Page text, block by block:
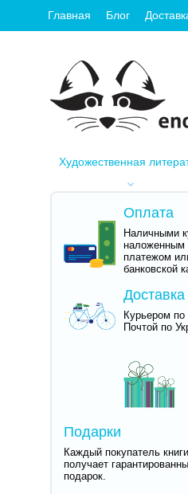
Главная Блог
Художественная
Оплата
Наличными
наложенным
платежом
банковской
Доставка
Курьером по
Почтой по
Подарки
Каждый покупатель книги
получает
подарок.